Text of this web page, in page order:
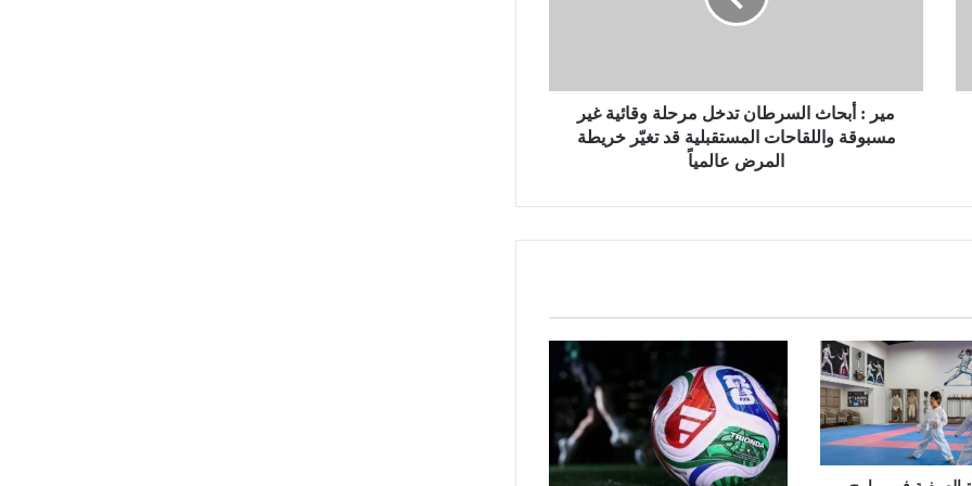
ث
ط
خ
ل
ر
ح
ل
ة
مير : أبحاث السرطان تدخل مرحلة وقائية غير
مسبوقة واللقاحات المستقبلية قد تغيّر خريطة
المرض عالمياً